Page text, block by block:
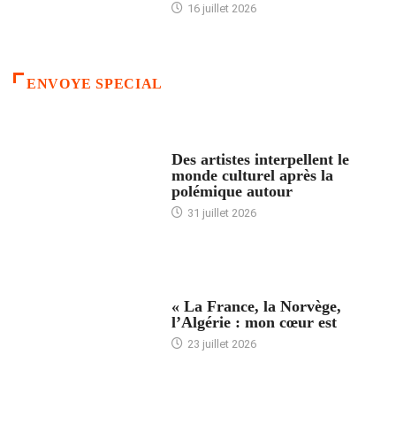
16 juillet 2026
ENVOYE SPECIAL
Des artistes interpellent le
monde culturel après la
polémique autour
31 juillet 2026
« La France, la Norvège,
l’Algérie : mon cœur est
23 juillet 2026